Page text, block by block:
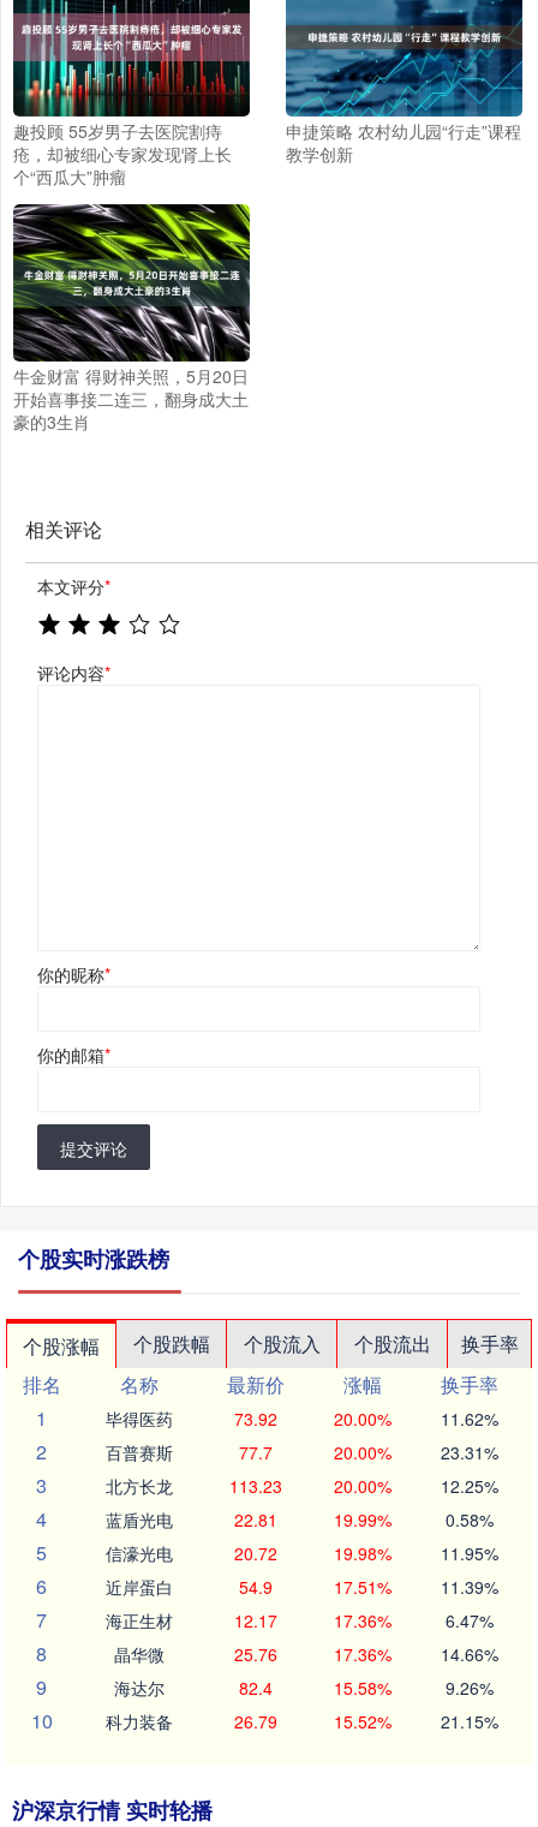
趣投顾 55岁男子去医院割痔
疮，却被细心专家发现肾上长
个“西瓜大”肿瘤
申捷策略 农村幼儿园“行走”课程
教学创新
牛金财富 得财神关照，5月20日
开始喜事接二连三，翻身成大土
豪的3生肖
相关评论
本文评分*
评论内容*
你的昵称*
你的邮箱*
提交评论
个股实时涨跌榜
个股涨幅 个股跌幅 个股流入 个股流出
换手率
排名
名称 最新价 涨幅
换手率
1
毕得医药 73.92 20.00% 11.62%
2 百普赛斯 77.7 20.00% 23.31%
3 北方长龙 113.23 20.00% 12.25%
4 蓝盾光电 22.81 19.99% 0.58%
5 信濠光电 20.72 19.98% 11.95%
6 近岸蛋白 54.9 17.51% 11.39%
7 海正生材 12.17 17.36% 6.47%
8 晶华微 25.76 17.36% 14.66%
9 海达尔 82.4 15.58% 9.26%
10 科力装备 26.79 15.52% 21.15%
沪深京行情 实时轮播